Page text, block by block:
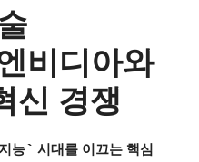
비디아와
신 경쟁
능` 시대를 이끄는 핵심